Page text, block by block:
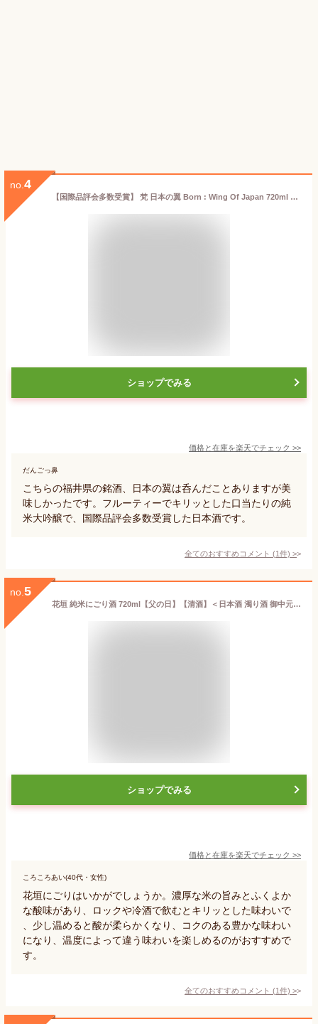
no. 4
【国際品評会多数受賞】 梵 日本の翼 Born : Wing Of Japan 720ml 福井県 加藤吉平商店 日本酒 純米大吟醸 熟成酒家飲み 宅飲み オンライン飲み オンライン飲み会 プレゼント
ショップでみる
価格と在庫を楽天でチェック >>
だんごっ鼻
こちらの福井県の銘酒、日本の翼は呑んだことありますが美
味しかったです。フルーティーでキリッとした口当たりの純
米大吟醸で、国際品評会多数受賞した日本酒です。
全てのおすすめコメント (1件) >
no. 5
花垣 純米にごり酒 720ml【父の日】【清酒】＜日本酒 濁り酒 御中元 ギフト プレゼント Gift 結婚祝い 内祝い お酒 日本酒 ギフト＞
ショップでみる
価格と在庫を楽天でチェック >>
ころころあい(40代・女性)
花垣にごりはいかがでしょうか。濃厚な米の旨みとふくよか
な酸味があり、ロックや冷酒で飲むとキリッとした味わいで
、少し温めると酸が柔らかくなり、コクのある豊かな味わい
になり、温度によって違う味わいを楽しめるのがおすすめで
す。
全てのおすすめコメント (1件) >